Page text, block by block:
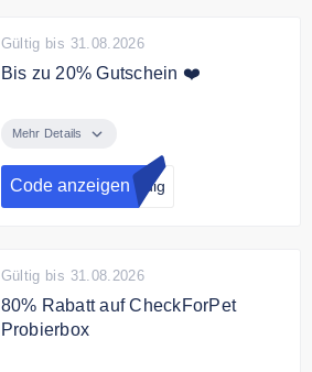
Gültig bis 31.08.2026
Bis zu 20% Gutschein ❤️
Marken bei Ihrer ersten
Mehr Details
Code anzeigen ndig
Gültig bis 31.08.2026
80% Rabatt auf CheckForPet
Probierbox